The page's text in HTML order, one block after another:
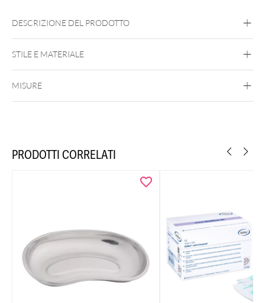
DESCRIZIONE DEL PRODOTTO
STILE E MATERIALE
MISURE
PRODOTTI CORRELATI